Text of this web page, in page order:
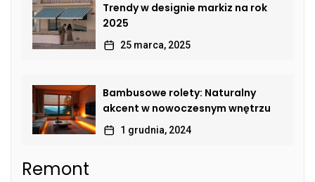
Trendy w designie markiz na rok
2025
25 marca, 2025
Bambusowe rolety: Naturalny
akcent w nowoczesnym wnętrzu
1 grudnia, 2024
Remont